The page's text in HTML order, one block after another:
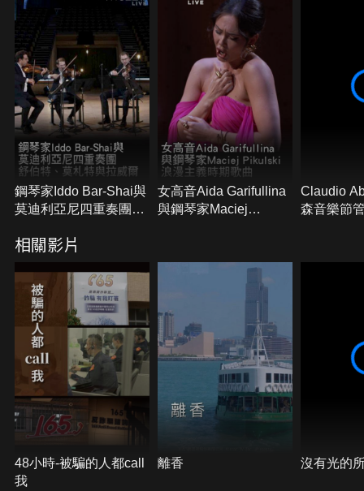
力的編舞家合作，作品兼具戲劇張力與哲思，廣受好
評。伯恩芭蕾的演出題材多元，從經典文學改編到探
討社會議題，皆以鮮明舞蹈語彙吸引觀眾。
鋼琴家Iddo Bar-Shai與
莫迪利亞尼四重奏團：
爾
女高音Aida Garifullina
與鋼琴家Maciej
Claudio
森音樂節
相關影片
48小時-被騙的人都call
我
離香 沒有光的